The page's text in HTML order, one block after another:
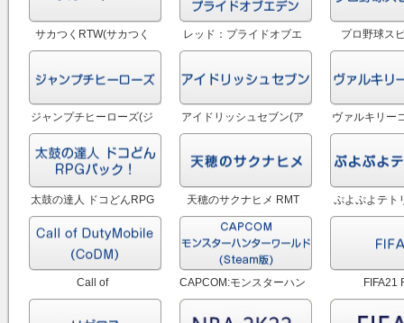
サカつくRTW(サカつく
ロード・トゥ・ワールド)
RMT
レッド：プライドオブエ
プロ野球ス
ジャンプチヒーローズ(ジ
アイドリッシュセブン(ア
ヴァルキリー
太鼓の達人 ドコどんRPG
天穂のサクナヒメ RMT ぷよぷよテト
Call of
Duty:Mobile(CoDM) RMT
CAPCOM:モンスターハン
FIFA21